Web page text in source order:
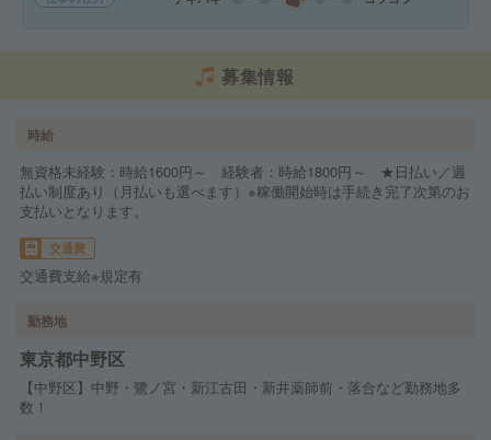
募集情報
時給
無資格未経験：時給1600円～ 経験者：時給1800円～ ★日払い／週
払い制度あり（月払いも選べます）※稼働開始時は手続き完了次第のお
支払いとなります。
交通費
交通費支給※規定有
勤務地
東京都中野区
【中野区】中野・鷺ノ宮・新江古田・新井薬師前・落合など勤務地多
数！